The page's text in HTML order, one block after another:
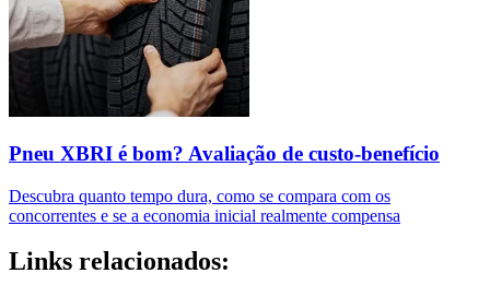
Pneu XBRI é bom? Avaliação de custo-benefício
Descubra quanto tempo dura, como se compara com os
concorrentes e se a economia inicial realmente compensa
Links relacionados: